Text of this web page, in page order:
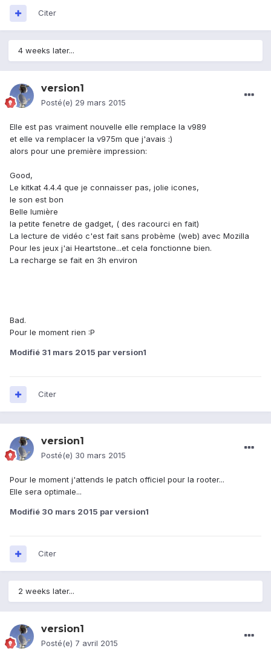
Citer
4 weeks later...
version1
Posté(e) 29 mars 2015
Elle est pas vraiment nouvelle elle remplace la v989
et elle va remplacer la v975m que j'avais :)
alors pour une première impression:
Good,
Le kitkat 4.4.4 que je connaisser pas, jolie icones,
le son est bon
Belle lumière
la petite fenetre de gadget, ( des racourci en fait)
La lecture de vidéo c'est fait sans probème (web) avec Mozilla
Pour les jeux j'ai Heartstone...et cela fonctionne bien.
La recharge se fait en 3h environ
Bad.
Pour le moment rien :P
Modifié 31 mars 2015 par version1
Citer
version1
Posté(e) 30 mars 2015
Pour le moment j'attends le patch officiel pour la rooter...
Elle sera optimale...
Modifié 30 mars 2015 par version1
Citer
2 weeks later...
version1
Posté(e) 7 avril 2015